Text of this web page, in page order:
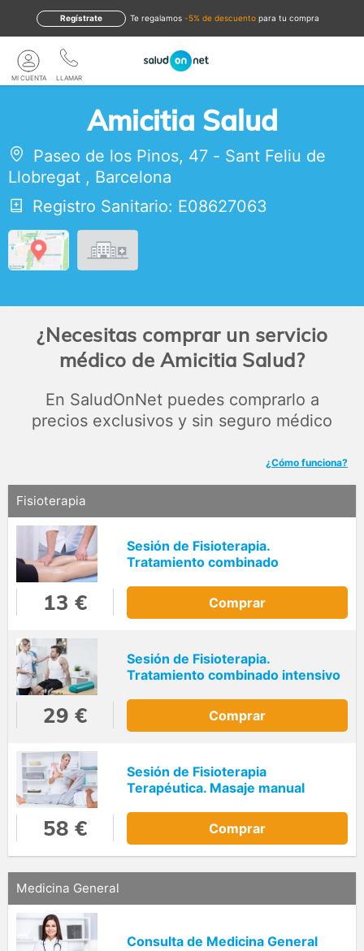
te regalamos -5% de descuento para tu compra
Regístrate
LLAMAR
MI CUENTA
Amicitia Salud
Paseo de los Pinos, 47 - Sant Feliu de
Llobregat , Barcelona
Registro Sanitario: E08627063
¿Necesitas comprar un servicio
médico de Amicitia Salud?
En SaludOnNet puedes comprarlo a
precios exclusivos y sin seguro médico
¿Cómo funciona?
Fisioterapia
Sesión de Fisioterapia.
Tratamiento combinado
13 € Comprar
Sesión de Fisioterapia.
Tratamiento combinado intensivo
29 € Comprar
Sesión de Fisioterapia
Terapéutica. Masaje manual
58 € Comprar
Medicina General
Consulta de Medicina General